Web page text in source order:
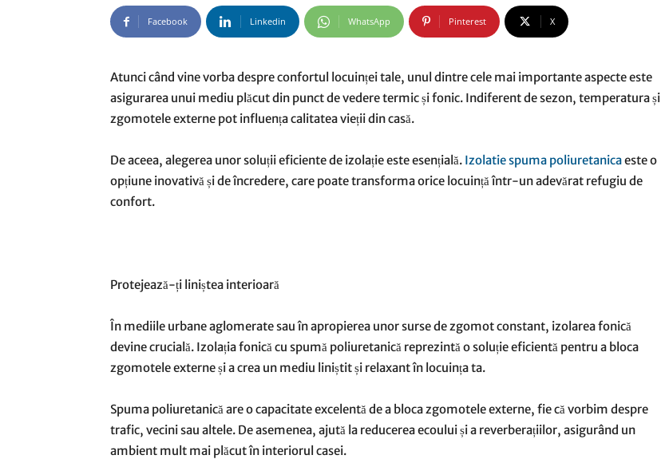
comunicate
Facebook Linkedin WhatsApp Pinterest X
Atunci când vine vorba despre confortul locuinței tale, unul dintre cele mai importante aspecte este
asigurarea unui mediu plăcut din punct de vedere termic și fonic. Indiferent de sezon, temperatura și
zgomotele externe pot influența calitatea vieții din casă.
De aceea, alegerea unor soluții eficiente de izolație este esențială. Izolatie spuma poliuretanicaeste o
opțiune inovativă și de încredere, care poate transforma orice locuință într-un adevărat refugiu de
confort.
Protejează-ți liniștea interioară
În mediile urbane aglomerate sau în apropierea unor surse de zgomot constant, izolarea fonică
devine crucială. Izolația fonică cu spumă poliuretanică reprezintă o soluție eficientă pentru a bloca
zgomotele externe și a crea un mediu liniștit și relaxant în locuința ta.
Spuma poliuretanică are o capacitate excelentă de a bloca zgomotele externe, fie că vorbim despre
trafic, vecini sau altele. De asemenea, ajută la reducerea ecoului și a reverberațiilor, asigurând un
ambient mult mai plăcut în interiorul casei.